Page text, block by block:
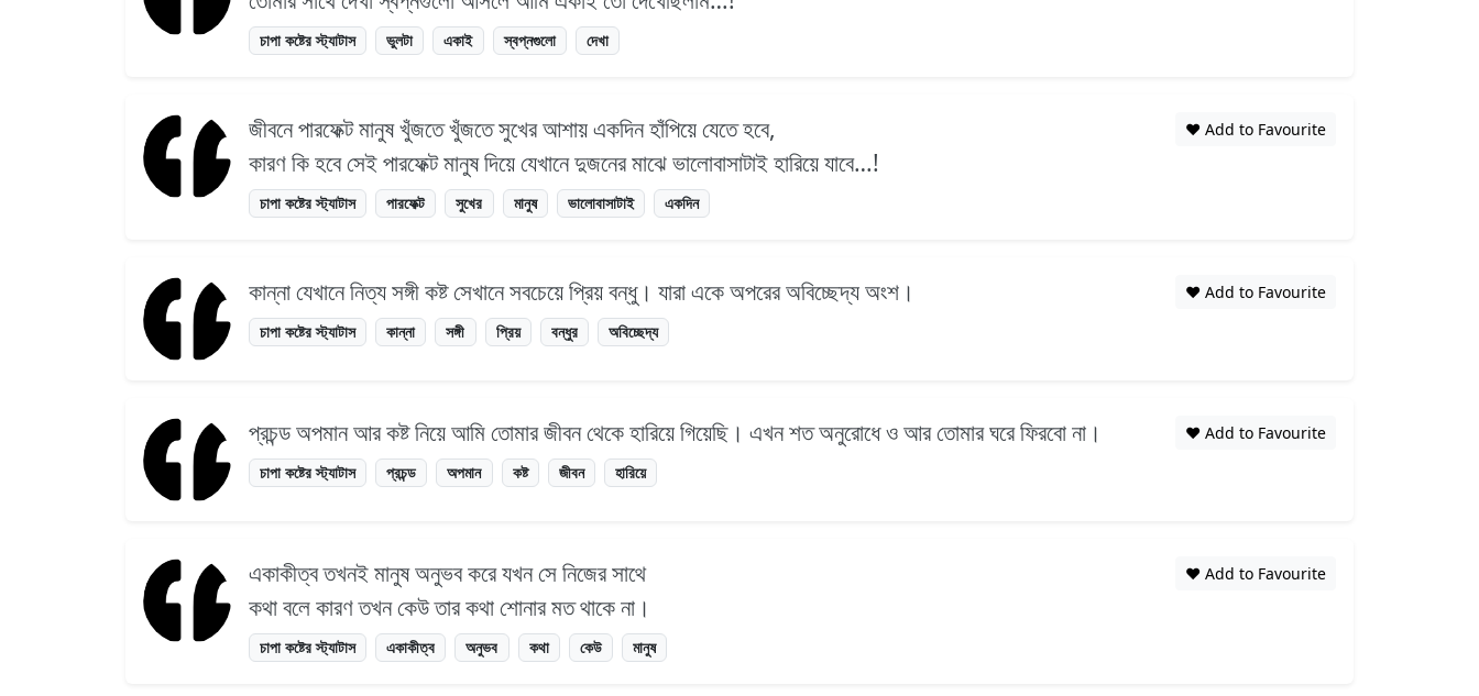
চাপা কষ্টের স্ট্যাটাস ভুলটা একাই স্বপ্নগুলো দেখা
জীবনে পারফেক্ট মানুষ খুঁজতে খুঁজতে সুখের আশায় একদিন হাঁপিয়ে যেতে হবে,
কারণ কি হবে সেই পারফেক্ট মানুষ দিয়ে যেখানে দুজনের মাঝে ভালোবাসাটাই হারিয়ে যাবে…!
চাপা কষ্টের স্ট্যাটাস পারফেক্ট সুখের মানুষ ভালোবাসাটাই একদিন
❤️ Add to Favourite
কান্না যেখানে নিত্য সঙ্গী কষ্ট সেখানে সবচেয়ে প্রিয় বন্ধু। যারা একে অপরের অবিচ্ছেদ্য অংশ।
চাপা কষ্টের স্ট্যাটাস কান্না সঙ্গী প্রিয় বন্ধুর অবিচ্ছেদ্য
❤️ Add to Favourite
প্রচন্ড অপমান আর কষ্ট নিয়ে আমি তোমার জীবন থেকে হারিয়ে গিয়েছি। এখন শত অনুরোধে ও আর তোমার ঘরে ফিরবো না।
চাপা কষ্টের স্ট্যাটাস প্রচন্ড অপমান কষ্ট জীবন হারিয়ে
❤️ Add to Favourite
একাকীত্ব তখনই মানুষ অনুভব করে যখন সে নিজের সাথে
কথা বলে কারণ তখন কেউ তার কথা শোনার মত থাকে না।
চাপা কষ্টের স্ট্যাটাস একাকীত্ব অনুভব কথা কেউ মানুষ
❤️ Add to Favourite